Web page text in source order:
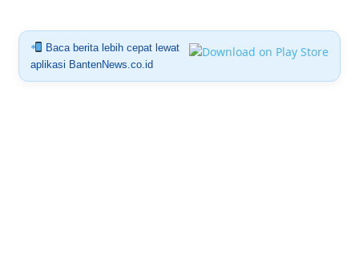
Baca berita lebih cepat lewat
aplikasi BantenNews.co.id